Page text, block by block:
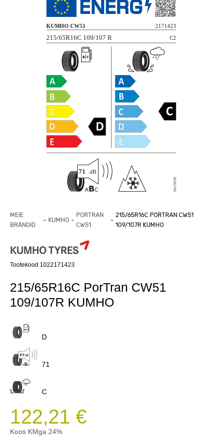
MEIE
BRÄNDID
KUMHO
PORTRAN
CW51
215/65R16C PORTRAN CW51
109/107R KUMHO
Tootekood 1022171423
215/65R16C PorTran CW51
109/107R KUMHO
D
71
C
122,21 €
Koos KMga 24%